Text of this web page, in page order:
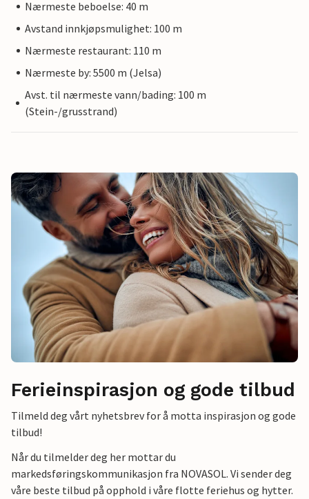
Nærmeste beboelse: 40 m
Avstand innkjøpsmulighet: 100 m
Nærmeste restaurant: 110 m
Nærmeste by: 5500 m (Jelsa)
Avst. til nærmeste vann/bading: 100 m
(Stein-/grusstrand)
Ferieinspirasjon og gode tilbud
Tilmeld deg vårt nyhetsbrev for å motta inspirasjon og gode
tilbud!
Når du tilmelder deg her mottar du
markedsføringskommunikasjon fra NOVASOL. Vi sender deg
våre beste tilbud på opphold i våre flotte feriehus og hytter.